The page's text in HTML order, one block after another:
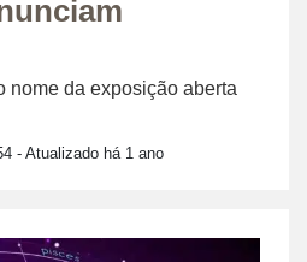
nome da exposição aberta
- Atualizado há 1 ano